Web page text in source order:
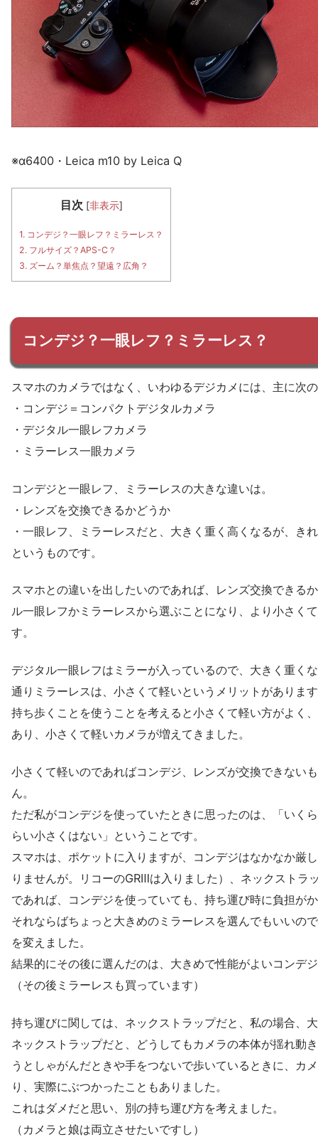
※α6400・Leica m10 by Leica Q
目次 [非表示]
1. コンデジ？一眼レフ？ミラーレス？
2. フルサイズ？APS-C？
3. ズーム？単焦点？望遠？広角？
コンデジ？一眼レフ？ミラーレス？
スマホのカメラではなく、いわゆるデジカメには、主に次
・コンデジ＝コンパクトデジタルカメラ
・デジタル一眼レフカメラ
・ミラーレス一眼カメラ
コンデジと一眼レフ、ミラーレスの大きな違いは。
・レンズを交換できるかどうか
・一眼レフ、ミラーレスだと、大きく重く高くなるが、き
というものです。
スマホとの違いを出したいのであれば、レンズ交換できる
ル一眼レフかミラーレスから選ぶことになり、より小さく
す。
デジタル一眼レフはミラーが入っているので、大きく重く
通りミラーレスは、小さくて軽いというメリットがありま
持ち歩くことを使うことを考えると小さくて軽い方がよく
あり、小さくて軽いカメラが増えてきました。
小さくて軽いのであればコンデジ、レンズが交換できない
ん。
ただ私がコンデジを使っていたときに思ったのは、「いく
らい小さくはない」ということです。
スマホは、ポケットに入りますが、コンデジはなかなか厳
りませんが。リコーのGRⅢは入りました）、ネックストラ
であれば、コンデジを使っていても、持ち運び時に負担が
それならばちょっと大きめのミラーレスを選んでもいいの
を変えました。
結果的にその後に選んだのは、大きめで性能がよいコンデ
（その後ミラーレスも買っています）
持ち運びに関しては、ネックストラップだと、私の場合、
ネックストラップだと、どうしてもカメラの本体が揺れ動
うとしゃがんだときや手をつないで歩いているときに、カ
り、実際にぶつかったこともありました。
これはダメだと思い、別の持ち運び方を考えました。
（カメラと娘は両立させたいですし）